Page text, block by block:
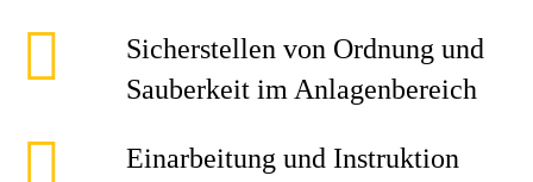
Sicherstellen von Ordnung und
Sauberkeit im Anlagenbereich
Einarbeitung und Instruktion